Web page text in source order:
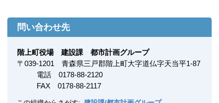
問い合わせ先
階上町役場 建設課 都市計画グループ
〒 039-1201
青森県三戸郡階上町大字道仏字天当平1-87
電話 0178-88-2120
FAX 0178-88-2117